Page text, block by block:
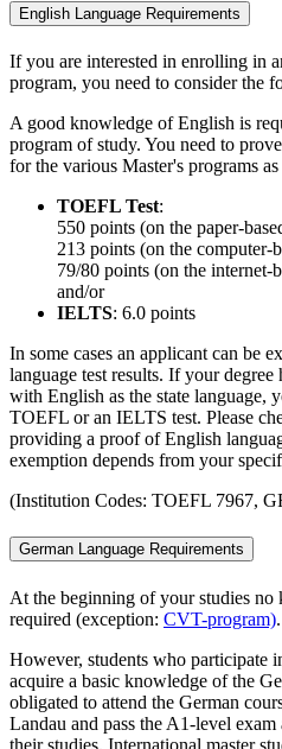
English Language Requirements
If you are interested in enrolling in
program, you need to consider the
A good knowledge of English is
program of study. You need to
for the various Master's programs
TOEFL Test:
550 points (on the paper-
213 points (on the computer-
79/80 points (on the internet-
and/or
IELTS: 6.0 points
In some cases an applicant can be
language test results. If your
with English as the state language,
TOEFL or an IELTS test. Please
providing a proof of English
exemption depends from your
(Institution Codes: TOEFL 7967,
German Language Requirements
At the beginning of your studies no
required (exception: CVT-program).
However, students who participate
acquire a basic knowledge of the
obligated to attend the German
Landau and pass the A1-level
their studies. International master